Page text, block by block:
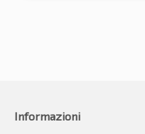
Informazioni